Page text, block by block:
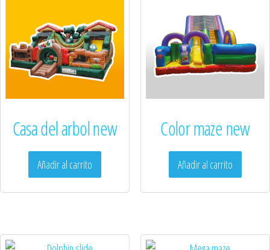
Casa del arbol new
Añadir al carrito
Color maze new
Añadir al carrito